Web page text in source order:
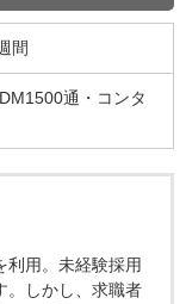
間
通・コンタ
利用。未経験採用
。しかし、求職者